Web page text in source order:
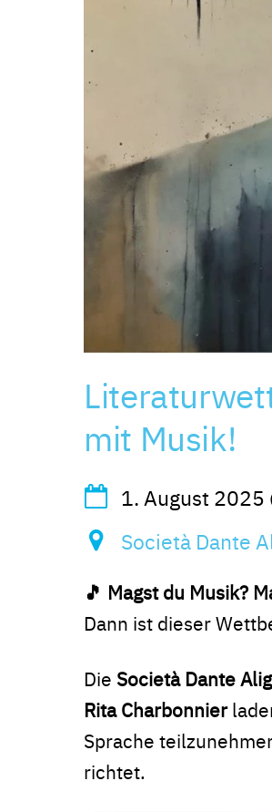
mit Musik!
1. August 2025
Società Dante
🎵 Magst du Musik?
Dann ist dieser
Die Società Dante
Rita Charbonnier
Sprache
richtet.